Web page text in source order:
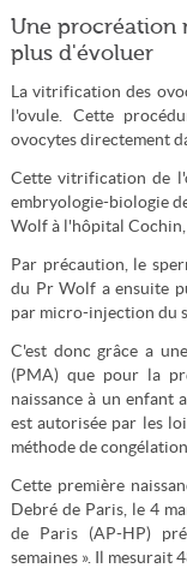
Une procréation
plus d'évoluer
La vitrification des
l'ovule. Cette
ovocytes directement
Cette vitrification de
embryologie-biologie
Wolf à l'hôpital Cochin,
Par précaution, le
du Pr Wolf a ensuite
par micro-injection du
C'est donc grâce a
(PMA) que pour la
naissance à un enfant
est autorisée par les
méthode de
Cette première
Debré de Paris, le 4
de Paris (AP-HP)
semaines ». Il mesurait